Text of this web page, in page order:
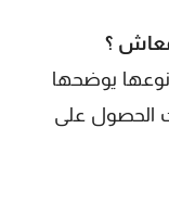
؟
نوعها يوضحها
الحصول على